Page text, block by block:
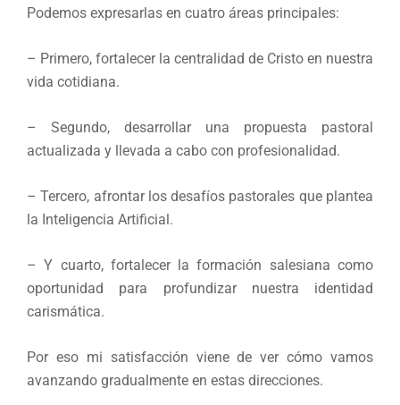
Podemos expresarlas en cuatro áreas principales:
– Primero, fortalecer la centralidad de Cristo en nuestra
vida cotidiana.
– Segundo, desarrollar una propuesta pastoral
actualizada y llevada a cabo con profesionalidad.
– Tercero, afrontar los desafíos pastorales que plantea
la Inteligencia Artificial.
– Y cuarto, fortalecer la formación salesiana como
oportunidad para profundizar nuestra identidad
carismática.
Por eso mi satisfacción viene de ver cómo vamos
avanzando gradualmente en estas direcciones.